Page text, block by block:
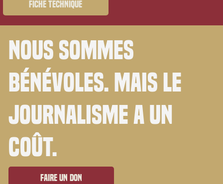
Fiche technique
Nous sommes
bénévoles. Mais le
journalisme a un
coût.
Faire un don